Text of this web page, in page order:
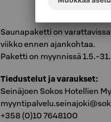
Saunapaketti on
viikko ennen ajankohtaa.
Paketti on myynnissä 1.5.-
Tiedustelut ja varaukset:
Seinäjoen Sokos Hotellien
+358 (0)10 7648100